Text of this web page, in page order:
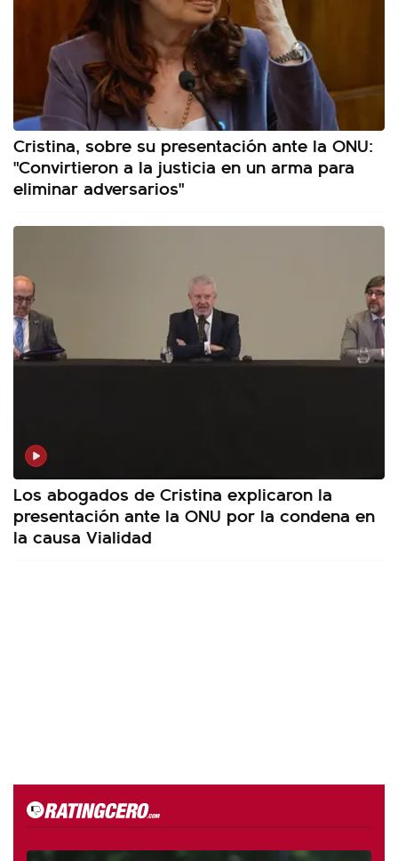
Cristina, sobre su presentación ante la ONU:
"Convirtieron a la justicia en un arma para
eliminar adversarios"
Los abogados de Cristina explicaron la
presentación ante la ONU por la condena en
la causa Vialidad